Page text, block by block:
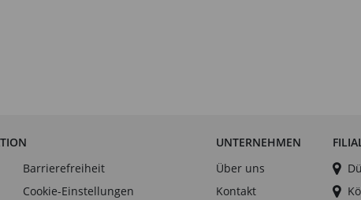
Barrierefreiheit
Cookie-Einstellungen
UNTERNEHMEN
Über uns
Kontakt